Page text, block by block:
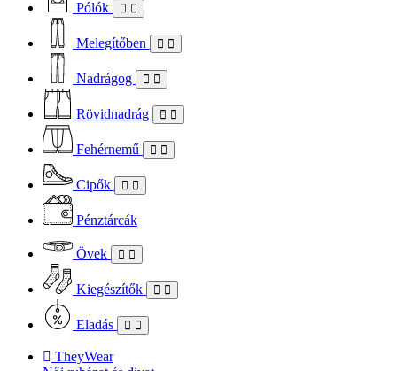
Pólók
Melegítőben
Nadrágog
Rövidnadrág
Fehérnemű
Cipők
Pénztárcák
Övek
Kiegészítők
Eladás
TheyWear